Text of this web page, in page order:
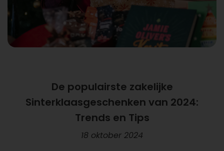
De populairste zakelijke
Sinterklaasgeschenken van 2024:
Trends en Tips
18 oktober 2024